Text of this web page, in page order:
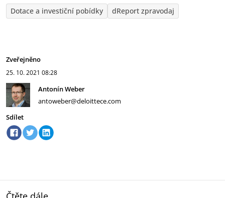
Dotace a investiční pobídky dReport zpravodaj
Zveřejněno
25. 10. 2021 08:28
Antonín Weber
antoweber@deloittece.com
Sdílet